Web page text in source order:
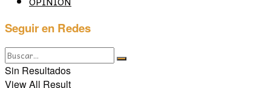
Seguir en Redes
Sin Resultados
View All Result